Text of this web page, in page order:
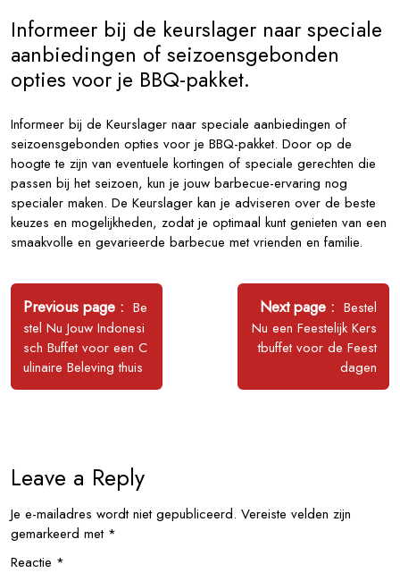
Informeer bij de keurslager naar speciale
aanbiedingen of seizoensgebonden
opties voor je BBQ-pakket.
Informeer bij de Keurslager naar speciale aanbiedingen of
seizoensgebonden opties voor je BBQ-pakket. Door op de
hoogte te zijn van eventuele kortingen of speciale gerechten die
passen bij het seizoen, kun je jouw barbecue-ervaring nog
specialer maken. De Keurslager kan je adviseren over de beste
keuzes en mogelijkheden, zodat je optimaal kunt genieten van een
smaakvolle en gevarieerde barbecue met vrienden en familie.
Bericht
navigatie
Previous page
Older
Posts
Be
stel Nu Jouw Indonesi
sch Buffet voor een C
ulinaire Beleving thuis
Next page
Newer
Posts
Bestel
Nu een Feestelijk Kers
tbuffet voor de Feest
dagen
Leave a Reply
Je e-mailadres wordt niet gepubliceerd. Vereiste velden zijn
gemarkeerd met *
Reactie *